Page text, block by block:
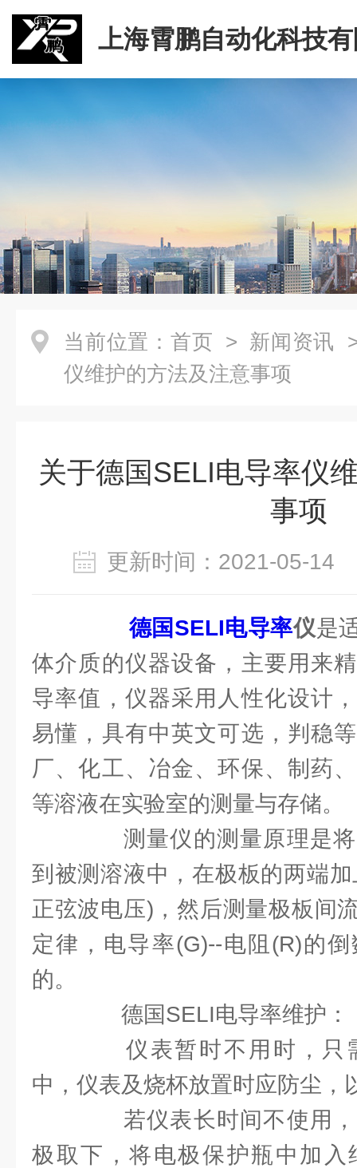
上海霄鹏自动化科技
当前位置： 首页 > 新闻资讯
仪维护的方法及注意事项
关于德国SELI电导率仪
事项
更新时间：2021-05-
德国SELI电导率仪是
体介质的仪器设备，主要用来
导率值，仪器采用人性化设计
易懂，具有中英文可选，判稳
厂、化工、冶金、环保、制药
等溶液在实验室的测量与存储。
测量仪的测量原理是将
到被测溶液中，在极板的两端
正弦波电压)，然后测量极板间
定律，电导率(G)--电阻(R)的
的。
德国SELI电导率维护：
仪表暂时不用时，只
中，仪表及烧杯放置时应防尘，
若仪表长时间不使用，
极取下，将电极保护瓶中加入